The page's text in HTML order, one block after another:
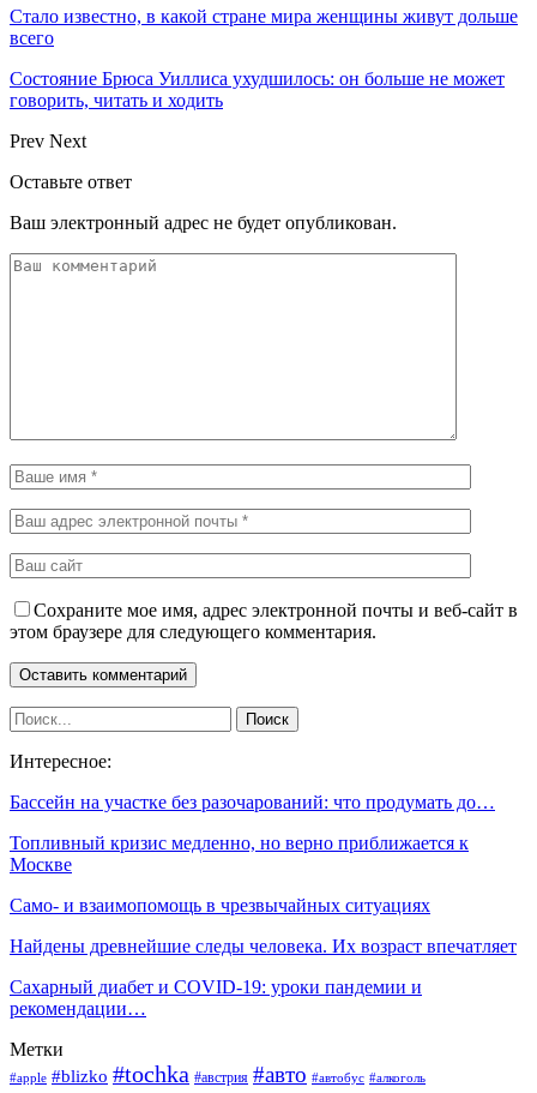
Стало известно, в какой стране мира женщины живут дольше
всего
Состояние Брюса Уиллиса ухудшилось: он больше не может
говорить, читать и ходить
Prev Next
Оставьте ответ
Ваш электронный адрес не будет опубликован.
Сохраните мое имя, адрес электронной почты и веб-сайт в
этом браузере для следующего комментария.
Интересное:
Бассейн на участке без разочарований: что продумать до…
Топливный кризис медленно, но верно приближается к
Москве
Само- и взаимопомощь в чрезвычайных ситуациях
Найдены древнейшие следы человека. Их возраст впечатляет
Сахарный диабет и COVID-19: уроки пандемии и
рекомендации…
Метки
#apple #blizko #tochka #австрия #авто #автобус #алкоголь